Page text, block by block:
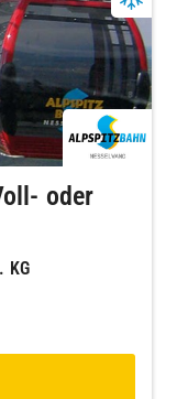
oder
KG